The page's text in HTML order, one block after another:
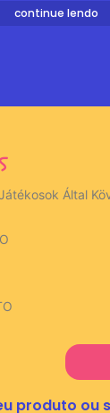
continue lendo
Által
produto ou